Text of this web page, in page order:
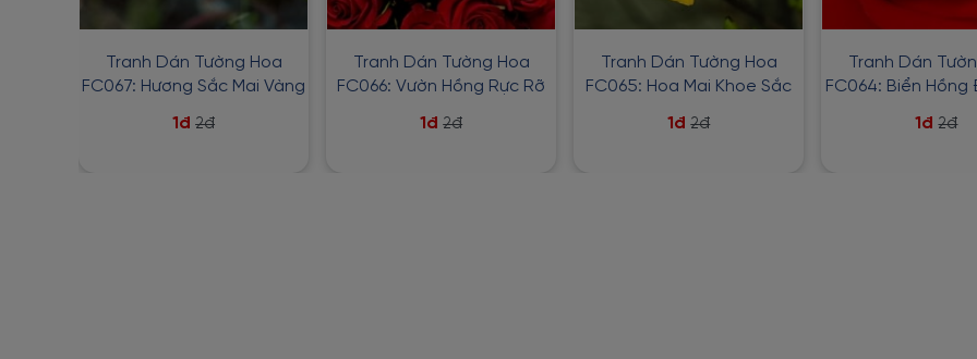
Tranh Dán Tường Hoa
FC067: Hương Sắc Mai Vàng
1đ 2đ
Tranh Dán Tường Hoa
FC066: Vườn Hồng Rực Rỡ
1đ 2đ
Tranh Dán Tường Hoa
FC065: Hoa Mai Khoe Sắc
1đ 2đ
Tranh Dán
FC064: Biển Hồng
1đ 2đ